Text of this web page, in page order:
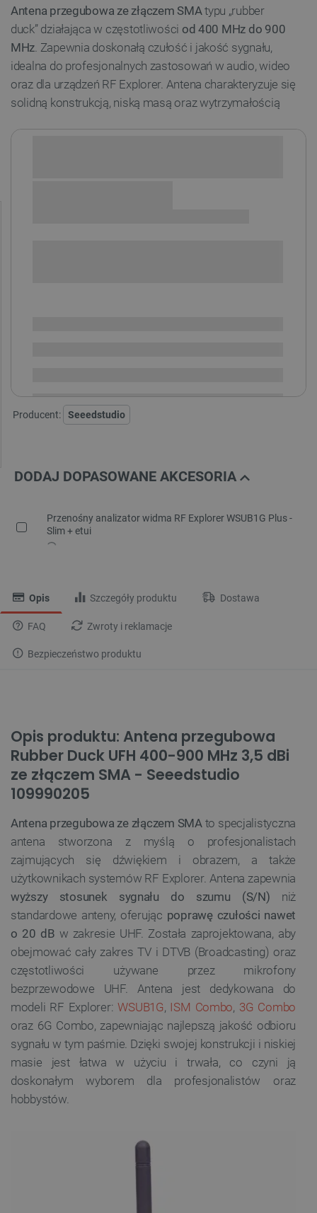
Antena przegubowa ze złączem SMAtypu „rubber
duck” działająca w częstotliwości od 400 MHz do 900
MHz. Zapewnia doskonałą czułość i jakość sygnału,
idealna do profesjonalnych zastosowań w audio, wideo
oraz dla urządzeń RF Explorer. Antena charakteryzuje się
solidną konstrukcją, niską masą oraz wytrzymałością
Producent: Seeedstudio
DODAJ DOPASOWANE AKCESORIA
Przenośny analizator widma RF Explorer WSUB1G Plus -
Slim + etui
Opis Szczegóły produktu Dostawa
FAQ Zwroty i reklamacje
Bezpieczeństwo produktu
Opis produktu: Antena przegubowa
Rubber Duck UFH 400-900 MHz 3,5 dBi
ze złączem SMA - Seeedstudio
109990205
Antena przegubowa ze złączem SMAto specjalistyczna
antena stworzona z myślą o profesjonalistach
zajmujących się dźwiękiem i obrazem, a także
użytkownikach systemów RF Explorer. Antena zapewnia
wyższy stosunek sygnału do szumu (S/N) niż
standardowe anteny, oferując poprawę czułości nawet
o 20 dB w zakresie UHF. Została zaprojektowana, aby
obejmować cały zakres TV i DTVB (Broadcasting) oraz
częstotliwości używane przez mikrofony
bezprzewodowe UHF. Antena jest dedykowana do
modeli RF Explorer:WSUB1G, ISM Combo, 3G Combo
oraz 6G Combo, zapewniając najlepszą jakość odbioru
sygnału w tym paśmie. Dzięki swojej konstrukcji i niskiej
masie jest łatwa w użyciu i trwała, co czyni ją
doskonałym wyborem dla profesjonalistów oraz
hobbystów.